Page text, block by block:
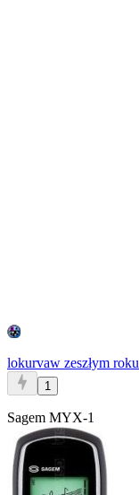
lokurvaw zeszłym roku
1
Sagem MYX-1